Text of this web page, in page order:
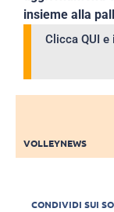
insieme alla
Clicca QUI
VOLLEYNEWS
CONDIVIDI SUI